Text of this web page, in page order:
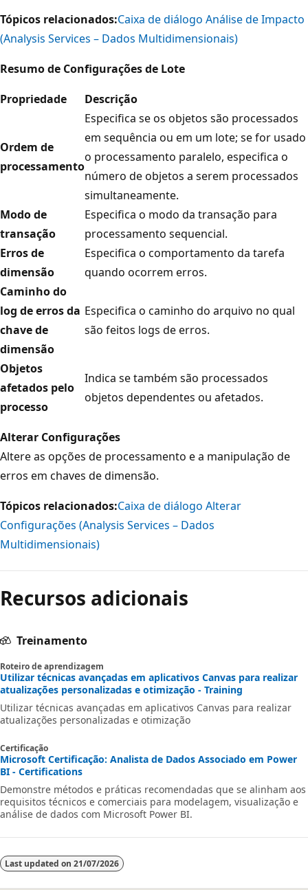
Tópicos relacionados:Caixa de diálogo Análise de Impacto
(Analysis Services – Dados Multidimensionais)
Resumo de Configurações de Lote
Propriedade
Descrição
Ordem de
processamento
Especifica se os objetos são processados
em sequência ou em um lote; se for usado
o processamento paralelo, especifica o
número de objetos a serem processados
simultaneamente.
Modo de
transação
Especifica o modo da transação para
processamento sequencial.
Erros de
dimensão
Especifica o comportamento da tarefa
quando ocorrem erros.
Caminho do
log de erros da
chave de
dimensão
Especifica o caminho do arquivo no qual
são feitos logs de erros.
Objetos
afetados pelo
processo
Indica se também são processados
objetos dependentes ou afetados.
Alterar Configurações
Altere as opções de processamento e a manipulação de
erros em chaves de dimensão.
Tópicos relacionados:Caixa de diálogo Alterar
Configurações (Analysis Services – Dados
Multidimensionais)
Recursos adicionais
Treinamento
Roteiro de aprendizagem
Utilizar técnicas avançadas em aplicativos Canvas para realizar
atualizações personalizadas e otimização - Training
Utilizar técnicas avançadas em aplicativos Canvas para realizar
atualizações personalizadas e otimização
Certificação
Microsoft Certificação: Analista de Dados Associado em Power
BI - Certifications
Demonstre métodos e práticas recomendadas que se alinham aos
requisitos técnicos e comerciais para modelagem, visualização e
análise de dados com Microsoft Power BI.
Last updated on 21/07/2026